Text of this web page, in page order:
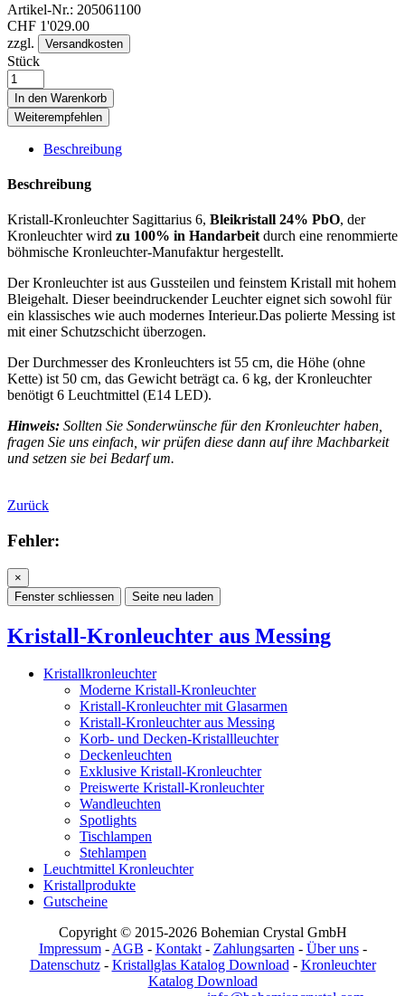
Artikel-Nr.: 205061100
CHF 1'029.00
zzgl.
Versandkosten
Stück
In den Warenkorb
Weiterempfehlen
Beschreibung
Beschreibung
Kristall-Kronleuchter Sagittarius 6, Bleikristall 24% PbO, der
Kronleuchter wird zu 100% in Handarbeit durch eine renommierte
böhmische Kronleuchter-Manufaktur hergestellt.
Der Kronleuchter ist aus Gussteilen und feinstem Kristall mit hohem
Bleigehalt. Dieser beeindruckender Leuchter eignet sich sowohl für
ein klassisches wie auch modernes Interieur.Das polierte Messing ist
mit einer Schutzschicht überzogen.
Der Durchmesser des Kronleuchters ist 55 cm, die Höhe (ohne
Kette) ist 50 cm, das Gewicht beträgt ca. 6 kg, der Kronleuchter
benötigt 6 Leuchtmittel (E14 LED).
Hinweis: Sollten Sie Sonderwünsche für den Kronleuchter haben,
fragen Sie uns einfach, wir prüfen diese dann auf ihre Machbarkeit
und setzen sie bei Bedarf um.
Zurück
Fehler:
×
Fenster schliessen
Seite neu laden
Kristall-Kronleuchter aus Messing
Kristallkronleuchter
Moderne Kristall-Kronleuchter
Kristall-Kronleuchter mit Glasarmen
Kristall-Kronleuchter aus Messing
Korb- und Decken-Kristallleuchter
Deckenleuchten
Exklusive Kristall-Kronleuchter
Preiswerte Kristall-Kronleuchter
Wandleuchten
Spotlights
Tischlampen
Stehlampen
Leuchtmittel Kronleuchter
Kristallprodukte
Gutscheine
Copyright © 2015-2026 Bohemian Crystal GmbH
Impressum-AGB - Kontakt- Zahlungsarten- Über uns-
Datenschutz- Kristallglas Katalog Download- Kronleuchter
Katalog Download